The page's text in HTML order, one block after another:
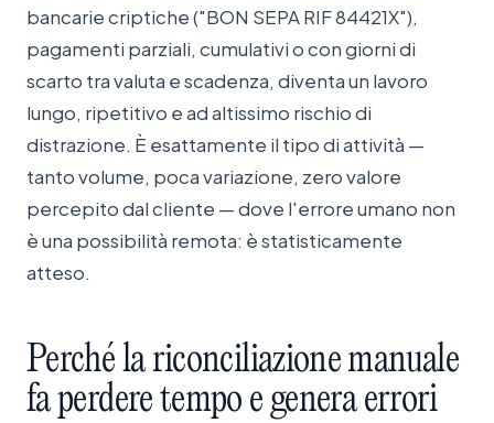
bancarie criptiche ("BON SEPA RIF 84421X"),
pagamenti parziali, cumulativi o con giorni di
scarto tra valuta e scadenza, diventa un lavoro
lungo, ripetitivo e ad altissimo rischio di
distrazione. È esattamente il tipo di attività —
tanto volume, poca variazione, zero valore
percepito dal cliente — dove l'errore umano non
è una possibilità remota: è statisticamente
atteso.
Perchéla riconciliazionemanuale
faperderetempo egenera errori